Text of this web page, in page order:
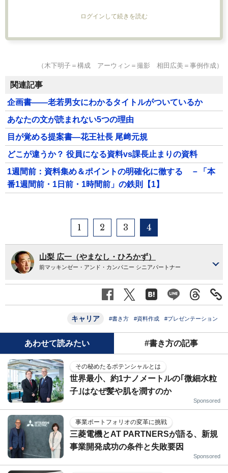
ログインして続きを読む
（木下明子＝構成 アーウィン＝撮影 相田広美＝事例作成）
関連記事
企画書――老若男女にわかるタイトルがついているか
あなたの文が読まれない5つの理由
目が覚める提案書―花王社長 尾﨑元規
どこが違うか？ 役員になる資料vs課長止まりの資料
1週間前：資料集め＆ポイントの明確化に徹する －「本
番1週間前・1日前・1時間前」の鉄則【1】
1 2 3 4
山梨 広一（やまなし・ひろかず）
前マッキンゼー・アンド・カンパニー シニアパートナー
キャリア #書き方 #資料作成 #プレゼンテーション
あわせて読みたい #書き方の記事
その秘めたるポテンシャルとは
世界最小、約1ナノメートルの｢微細水粒
子｣はなぜ髪や肌を潤すのか
Sponsored
事業ポートフォリオの変革に挑戦
三菱電機とAT PARTNERSが語る、新規
事業開発成功の条件と失敗要因
Sponsored